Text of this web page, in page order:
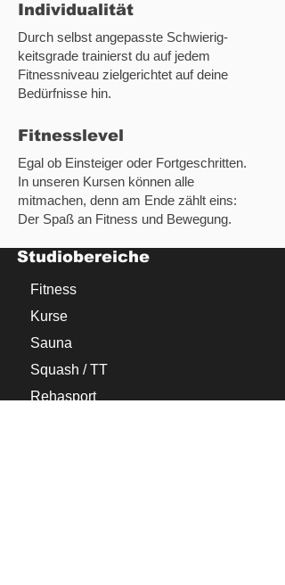
Individualität
Durch selbst angepasste Schwierig-
keitsgrade trainierst du auf jedem
Fitnessniveau zielgerichtet auf deine
Bedürfnisse hin.
Fitnesslevel
Egal ob Einsteiger oder Fortgeschritten.
In unseren Kursen können alle
mitmachen, denn am Ende zählt eins:
Der Spaß an Fitness und Bewegung.
Studiobereiche
Fitness
Kurse
Sauna
Squash / TT
Rehasport